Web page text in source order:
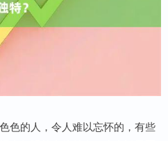
色的人，令人难以忘怀的，有些